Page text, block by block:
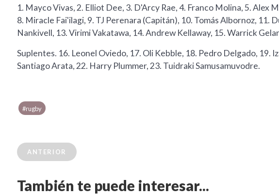
1. Mayco Vivas, 2. Elliot Dee, 3. D'Arcy Rae, 4. Franco Molina, 5. Alex
8. Miracle Fai'ilagi, 9. TJ Perenara (Capitán), 10. Tomás Albornoz, 11.
Nankivell, 13. Virimi Vakatawa, 14. Andrew Kellaway, 15. Warrick
Suplentes. 16. Leonel Oviedo, 17. Oli Kebble, 18. Pedro Delgado, 19.
Santiago Arata, 22. Harry Plummer, 23. Tuidraki Samusamuvodre.
#rugby
ANTERIOR
También te puede interesar...